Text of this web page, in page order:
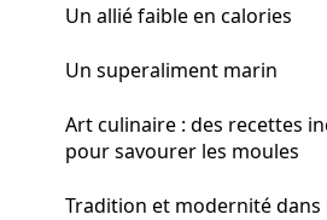
Un allié faible en calories
Un superaliment marin
Art culinaire : des recettes
pour savourer les moules
Tradition et modernité dans